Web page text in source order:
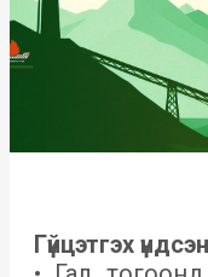
Гүйцэтгэх үндсэн